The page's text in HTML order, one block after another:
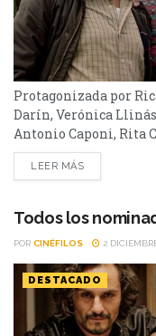
Protagonizada por
Darín, Verónica
Antonio Caponi, Rita
argentina además se
prestigioso premio
Sebastian
los Premios Goya
Iberoamericana, en la
LEER MÁS
Todos los
POR CINÉFILOS 2
DESTACADO